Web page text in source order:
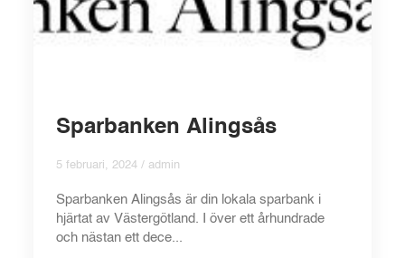
Sparbanken Alingsås
5 februari, 2024 / admin
Sparbanken Alingsås är din lokala sparbank i
hjärtat av Västergötland. I över ett århundrade
och nästan ett dece...